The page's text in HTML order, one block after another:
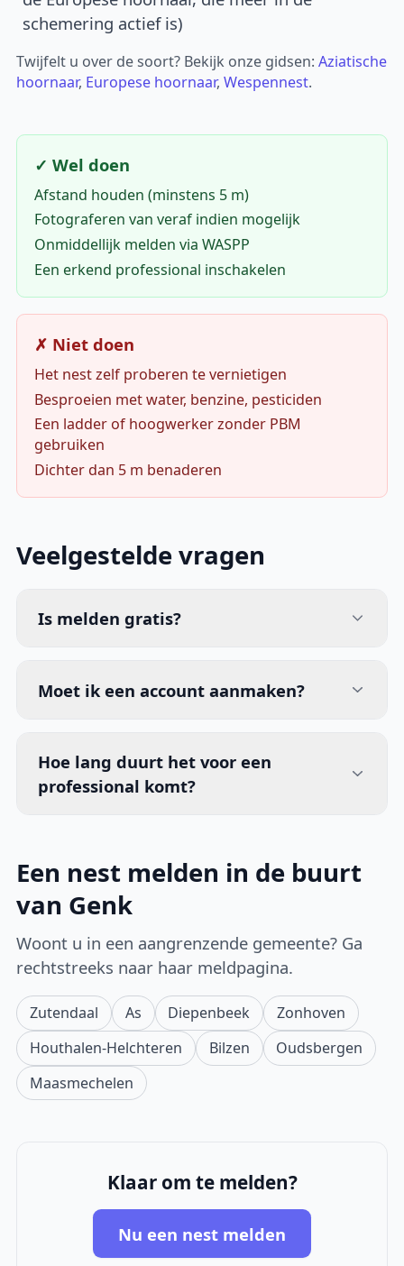
schemering actief is)
Twijfelt u over de soort? Bekijk onze gidsen:Aziatische
hoornaar, Europese hoornaar,Wespennest.
✓ Wel doen
Afstand houden (minstens 5 m)
Fotograferen van veraf indien mogelijk
Onmiddellijk melden via WASPP
Een erkend professional inschakelen
✗ Niet doen
Het nest zelf proberen te vernietigen
Besproeien met water, benzine, pesticiden
Een ladder of hoogwerker zonder PBM
gebruiken
Dichter dan 5 m benaderen
Veelgestelde vragen
Is melden gratis?
Moet ik een account aanmaken?
Hoe lang duurt het voor een
professional komt?
Een nest melden in de buurt
van Genk
Woont u in een aangrenzende gemeente? Ga
rechtstreeks naar haar meldpagina.
Zutendaal As Diepenbeek
Zonhoven
Houthalen-Helchteren
Bilzen
Oudsbergen
Maasmechelen
Klaar om te melden?
Nu een nest melden